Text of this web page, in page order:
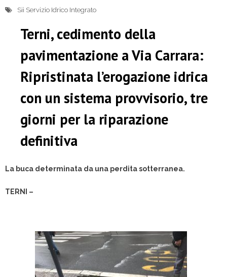
Sii Servizio Idrico Integrato
Terni, cedimento della
pavimentazione a Via Carrara:
Ripristinata l’erogazione idrica
con un sistema provvisorio, tre
giorni per la riparazione
definitiva
La buca determinata da una perdita sotterranea.
TERNI –